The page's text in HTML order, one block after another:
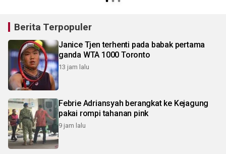
Berita Terpopuler
Janice Tjen terhenti pada babak pertama
ganda WTA 1000 Toronto
13 jam lalu
Febrie Adriansyah berangkat ke Kejagung
pakai rompi tahanan pink
9 jam lalu